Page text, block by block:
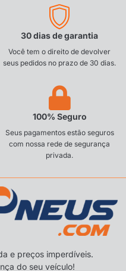
30 dias de garantia
Você tem o direito de devolver
seus pedidos no prazo de 30 dias.
100% Seguro
Seus pagamentos estão seguros
com nossa rede de segurança
privada.
e preços imperdíveis.
do seu veículo!